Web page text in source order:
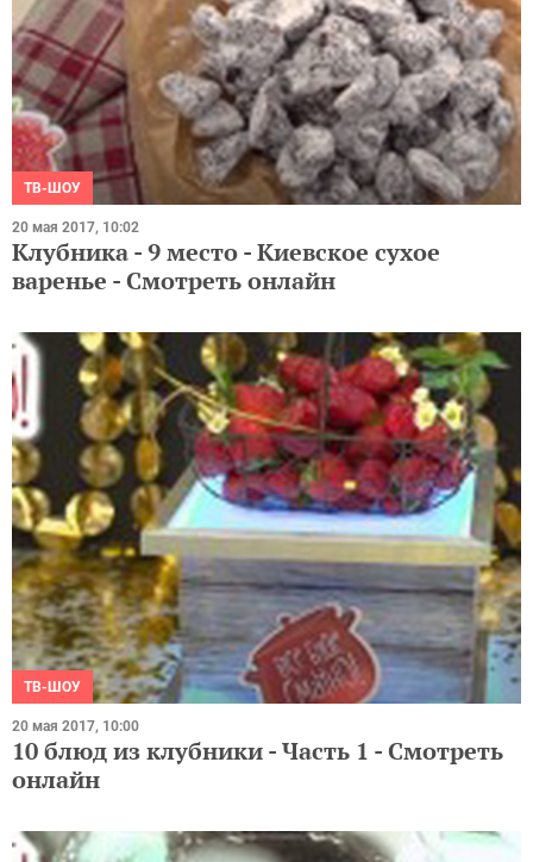
ТВ-ШОУ
20 мая 2017, 10:02
Клубника - 9 место - Киевское сухое
варенье - Смотреть онлайн
ТВ-ШОУ
20 мая 2017, 10:00
10 блюд из клубники - Часть 1 - Смотреть
онлайн